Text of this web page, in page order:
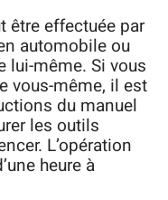
être effectuée par
automobile ou
lui-même. Si vous
vous-même, il est
du manuel
les outils
L’opération
heure à